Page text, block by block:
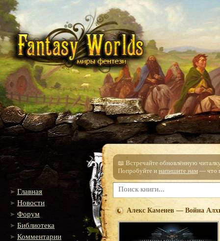
Главная
Новости
Форум
Библиотека
Комментарии
📖 Встречайте обновлённую
Попробуйте и напишите нам — что
Алекс Каменев — Война